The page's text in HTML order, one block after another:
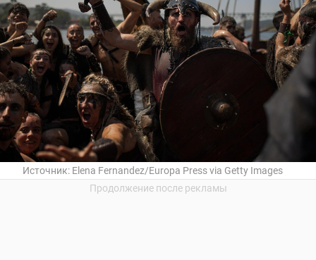
Источник: Elena Fernandez/Europa Press via Getty Images